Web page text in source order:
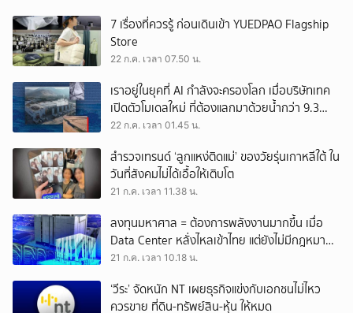
7 เรื่องที่ควรรู้ ก่อนเดินเข้า YUEDPAO Flagship
Store
22 ก.ค. เวลา 07.50 น.
เราอยู่ในยุคที่ AI กำลังจะครองโลก เมื่อบริษัทเทค
เปิดตัวโมเดลใหม่ ที่ต้องแลกมาด้วยน้ำกว่า 9.3
ล้านล้านลิตร
22 ก.ค. เวลา 01.45 น.
สำรวจเทรนด์ ‘ลูกแหง่ติดแม่’ ของวัยรุ่นเกาหลีใต้ ใน
วันที่สังคมไม่ได้เอื้อให้เติบโต
21 ก.ค. เวลา 11.38 น.
ลงทุนมหาศาล = ต้องการพลังงานมากขึ้น เมื่อ
Data Center หลั่งไหลเข้าไทย แต่ยังไม่มีกฎหมาย
เฉพาะกำกับดูแล
21 ก.ค. เวลา 10.18 น.
‘วีระ’ จัดหนัก NT เผยธุรกิจแข่งกับเอกชนไม่ไหว
ควรขาย ที่ดิน-ทรัพย์สิน-หุ้น ให้หมด